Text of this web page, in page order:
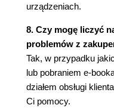
urządzeniach.
8. Czy mogę liczyć
problemów z
Tak, w przypadku
lub pobraniem e-
działem obsługi
Ci pomocy.